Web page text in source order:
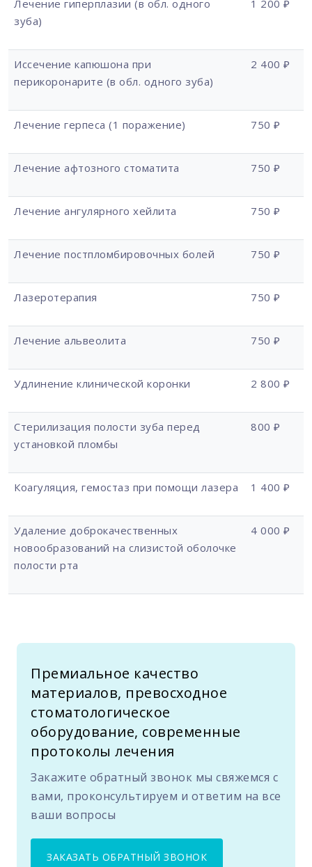
Лечение гиперплазии (в обл. одного
зуба)
1 200 ₽
Иссечение капюшона при
перикоронарите (в обл. одного зуба)
2 400 ₽
Лечение герпеса (1 поражение) 750 ₽
Лечение афтозного стоматита 750 ₽
Лечение ангулярного хейлита 750 ₽
Лечение постпломбировочных болей 750 ₽
Лазеротерапия 750 ₽
Лечение альвеолита 750 ₽
Удлинение клинической коронки 2 800 ₽
Стерилизация полости зуба перед
установкой пломбы
800 ₽
Коагуляция, гемостаз при помощи лазера 1 400 ₽
Удаление доброкачественных
новообразований на слизистой оболочке
полости рта
4 000 ₽
Премиальное качество
материалов, превосходное
стоматологическое
оборудование, современные
протоколы лечения
Закажите обратный звонок мы свяжемся с
вами, проконсультируем и ответим на все
ваши вопросы
ЗАКАЗАТЬ ОБРАТНЫЙ ЗВОНОК